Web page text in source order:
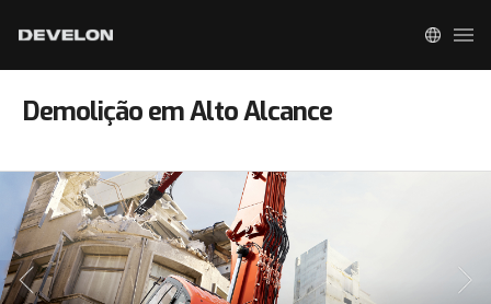
Demolição em Alto Alcance